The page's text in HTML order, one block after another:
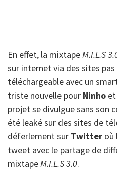
En effet, la mixtapeM.I.L.S
sur internet via des sites
téléchargeable avec un
triste nouvelle pour Ninho
projet se divulgue sans son
été leaké sur des sites de
déferlement sur Twitter où
tweet avec le partage de
mixtapeM.I.L.S 3.0.